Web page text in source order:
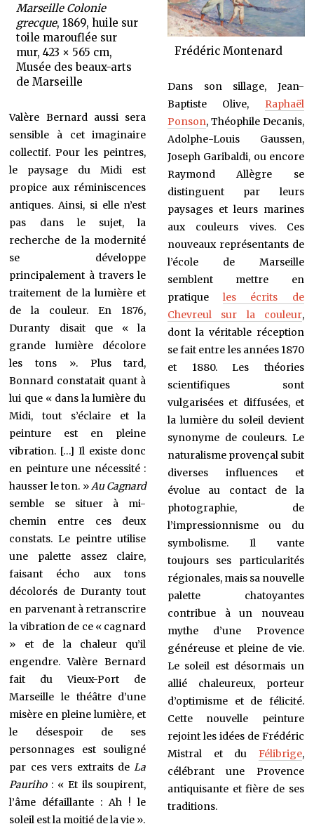
Marseille Colonie
grecque, 1869, huile sur
toile marouflée sur
mur, 423 × 565 cm,
Musée des beaux-arts
de Marseille
Valère Bernard aussi sera
sensible à cet imaginaire
collectif. Pour les peintres,
le paysage du Midi est
propice aux réminiscences
antiques. Ainsi, si elle n’est
pas dans le sujet, la
recherche de la modernité
se développe
principalement à travers le
traitement de la lumière et
de la couleur. En 1876,
Duranty disait que « la
grande lumière décolore
les tons ». Plus tard,
Bonnard constatait quant à
lui que « dans la lumière du
Midi, tout s’éclaire et la
peinture est en pleine
vibration. […] Il existe donc
en peinture une nécessité :
hausser le ton. »Au Cagnard
semble se situer à mi-
chemin entre ces deux
constats. Le peintre utilise
une palette assez claire,
faisant écho aux tons
décolorés de Duranty tout
en parvenant à retranscrire
la vibration de ce « cagnard
» et de la chaleur qu’il
engendre. Valère Bernard
fait du Vieux-Port de
Marseille le théâtre d’une
misère en pleine lumière, et
le désespoir de ses
personnages est souligné
par ces vers extraits deLa
Pauriho: « Et ils soupirent,
l’âme défaillante : Ah ! le
soleil est la moitié de la vie ».
Frédéric Montenard
Dans son sillage, Jean-
Baptiste Olive, Raphaël
Ponson, Théophile Decanis,
Adolphe-Louis Gaussen,
Joseph Garibaldi, ou encore
Raymond Allègre se
distinguent par leurs
paysages et leurs marines
aux couleurs vives. Ces
nouveaux représentants de
l’école de Marseille
semblent mettre en
pratique les écrits de
Chevreul sur la couleur,
dont la véritable réception
se fait entre les années 1870
et 1880. Les théories
scientifiques sont
vulgarisées et diffusées, et
la lumière du soleil devient
synonyme de couleurs. Le
naturalisme provençal subit
diverses influences et
évolue au contact de la
photographie, de
l’impressionnisme ou du
symbolisme. Il vante
toujours ses particularités
régionales, mais sa nouvelle
palette chatoyantes
contribue à un nouveau
mythe d’une Provence
généreuse et pleine de vie.
Le soleil est désormais un
allié chaleureux, porteur
d’optimisme et de félicité.
Cette nouvelle peinture
rejoint les idées de Frédéric
Mistral et du Félibrige,
célébrant une Provence
antiquisante et fière de ses
traditions.